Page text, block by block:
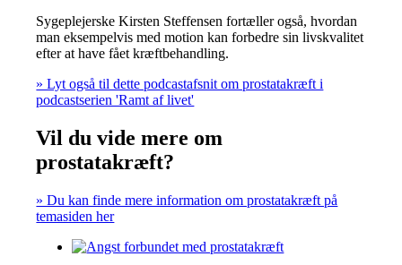
Sygeplejerske Kirsten Steffensen fortæller også, hvordan
man eksempelvis med motion kan forbedre sin livskvalitet
efter at have fået kræftbehandling.
» Lyt også til dette podcastafsnit om prostatakræft i
podcastserien 'Ramt af livet'
Vil du vide mere om
prostatakræft?
» Du kan finde mere information om prostatakræft på
temasiden her